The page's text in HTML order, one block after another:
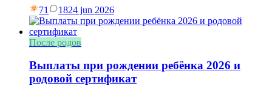
71 1824 jun 2026
После родов
Выплаты при рождении ребёнка 2026 и
родовой сертификат